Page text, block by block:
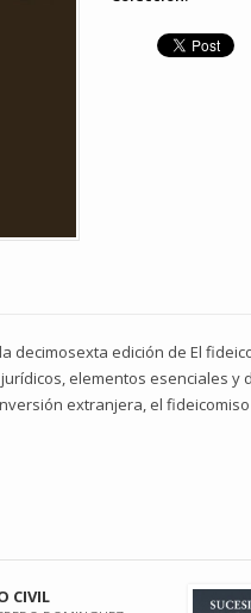
decimosexta edición de El
elementos esenciales
extranjera, el
CIVIL